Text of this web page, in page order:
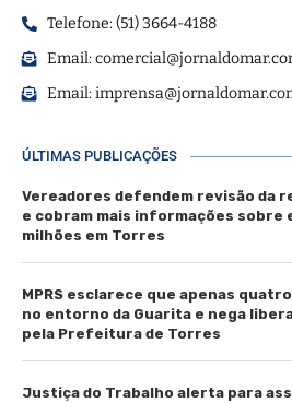
Telefone: (51) 3664-4188
Email:
Email:
ÚLTIMAS PUBLICAÇÕES
Vereadores defendem revisão da
e cobram mais informações sobre
milhões em Torres
MPRS esclarece que apenas
no entorno da Guarita e nega
pela Prefeitura de Torres
Justiça do Trabalho alerta para